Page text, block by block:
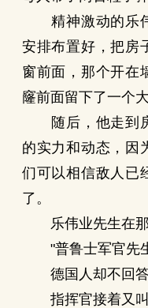
精神激动的乐伟
安排布置好，把房
窗前面，那个开在
窿前面留下了一个
随后，他走到房
的实力和动态，因
们可以相信敌人已
了。
乐伟业先生在那
"普鲁士军官先
德国人却不回答
指挥官接着又叫